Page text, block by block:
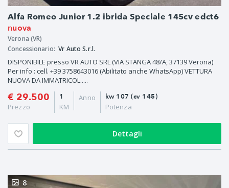
Alfa Romeo Junior 1.2 ibrida Speciale 145cv edct6
nuova
Verona (VR)
Concessionario: Vr Auto S.r.l.
DISPONIBILE presso VR AUTO SRL (VIA STANGA 48/A, 37139 Verona)
Per info : cell. +39 3758643016 (Abilitato anche WhatsApp) VETTURA
NUOVA DA IMMATRICOL.....
€ 29.500
Prezzo
Anno
1
KM
kw 107 (cv 145)
Potenza
Dettagli
8